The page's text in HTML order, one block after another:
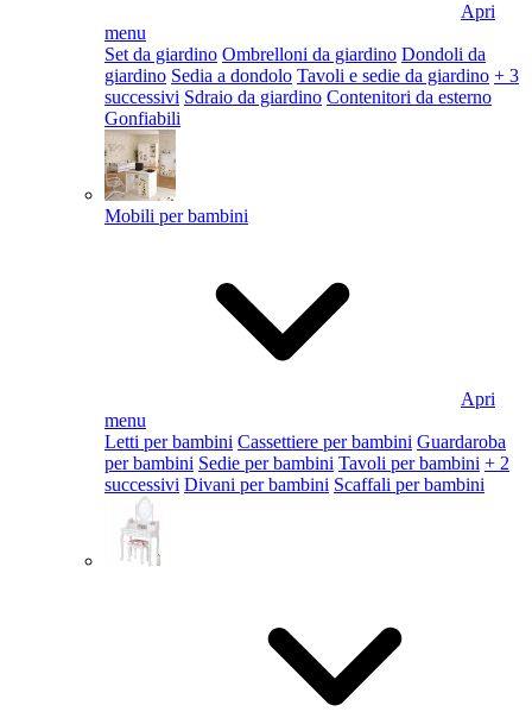
Apri
menu
Set da giardino Ombrelloni da giardino Dondoli da
giardino Sedia a dondolo Tavoli e sedie da giardino + 3
successivi Sdraio da giardino Contenitori da esterno
Gonfiabili
Mobili per bambini
Apri
menu
Letti per bambini Cassettiere per bambini Guardaroba
per bambini Sedie per bambini Tavoli per bambini + 2
successivi Divani per bambini Scaffali per bambini